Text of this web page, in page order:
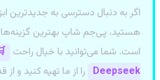
اگر به دنبال دسترسی به جدیدترین
هستید، پی‌جم شاپ بهترین گزینه‌ها
است. شما می‌توانید با خیال راحت
Deepseek را از ما تهیه کنید و